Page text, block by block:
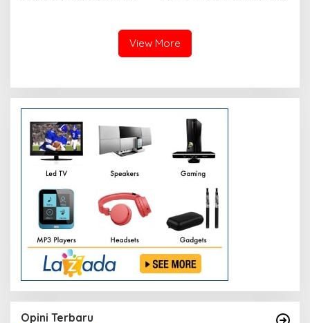
View More
Opini Terbaru